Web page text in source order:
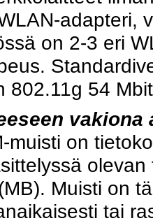
adapteri,
on 2-3 eri
802.11g 54
vakiona
muisti on
Muisti on
tai